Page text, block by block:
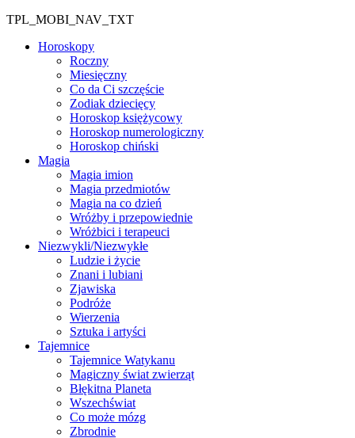
TPL_MOBI_NAV_TXT
Horoskopy
Roczny
Miesięczny
Co da Ci szczęście
Zodiak dziecięcy
Horoskop księżycowy
Horoskop numerologiczny
Horoskop chiński
Magia
Magia imion
Magia przedmiotów
Magia na co dzień
Wróżby i przepowiednie
Wróżbici i terapeuci
Niezwykli/Niezwykłe
Ludzie i życie
Znani i lubiani
Zjawiska
Podróże
Wierzenia
Sztuka i artyści
Tajemnice
Tajemnice Watykanu
Magiczny świat zwierząt
Błękitna Planeta
Wszechświat
Co może mózg
Zbrodnie